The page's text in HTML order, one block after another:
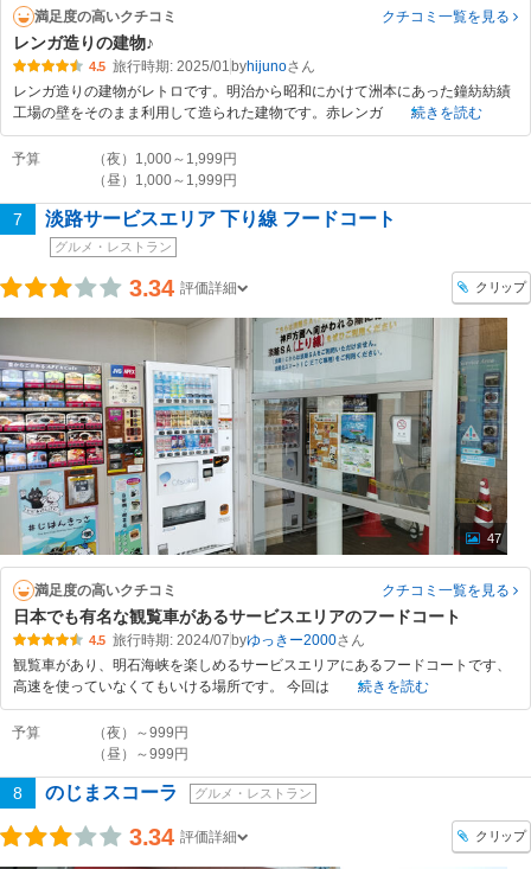
満足度の高いクチコミ クチコミ一覧を見る
レンガ造りの建物♪
4.5 旅行時期: 2025/01 byhijuno
レンガ造りの建物がレトロです。明治から昭和にかけて洲本にあった鐘紡紡績
工場の壁をそのまま利用して造られた建物です。赤レンガ
続きを読む
予算
（夜）1,000～1,999円
（昼）1,000～1,999円
7 淡路サービスエリア 下り線 フードコート
グルメ・レストラン
3.34 評価詳細 クリップ
47
満足度の高いクチコミ クチコミ一覧を見る
日本でも有名な観覧車があるサービスエリアのフードコート
4.5 旅行時期: 2024/07byゆっきー2000
観覧車があり、明石海峡を楽しめるサービスエリアにあるフードコートです、
高速を使っていなくてもいける場所です。 今回は
続きを読む
予算
（夜）～999円
（昼）～999円
8 のじまスコーラ グルメ・レストラン
3.34 評価詳細 クリップ